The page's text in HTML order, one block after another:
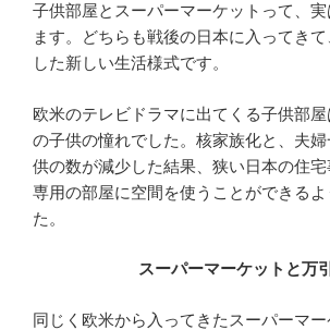
子供部屋とスーパーマーケットって、
ます。どちらも戦後の日本に入ってき
した新しい生活様式です。
欧米のテレビドラマに出てくる子供部
の子供の憧れでした。核家族化と、夫
供の数が減少した結果、狭い日本の住
専用の部屋に空間を使うことができる
た。
スーパーマーケットと万
同じく欧米から入ってきたスーパーマ